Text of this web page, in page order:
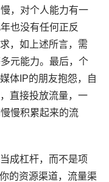
，对个人能力有一
也没有任何正反
，如上述所言，需
元能力。最后，个
体IP的朋友抱怨，自
直接投放流量，一
慢积累起来的流
成杠杆，而不是项
的资源渠道，流量渠